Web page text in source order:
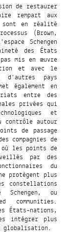
de restaurer
rempart aux
en réalité
(Brown,
Schengen
des États
mis en œuvre
et avec le
d’autres pays
également en
entre des
privées qui
et
contrôle autour
de passage
compagnies de
les points de
par des
du
protègent plus
constellations
Schengen, ou
communities.
États-nations,
intégrer plus
globalisation.